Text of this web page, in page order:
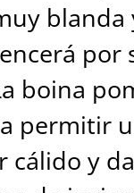
por
boina
permitir
cálido y